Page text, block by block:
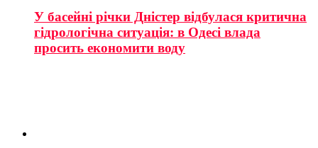
У басейні річки Дністер відбулася критична
гідрологічна ситуація: в Одесі влада
просить економити воду